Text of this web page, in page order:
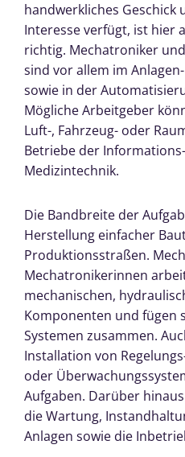
handwerkliches Geschick
Interesse verfügt, ist hier
richtig. Mechatroniker
sind vor allem im
sowie in der
Mögliche Arbeitgeber
Luft-, Fahrzeug- oder
Betriebe der
Medizintechnik.
Die Bandbreite der
Herstellung einfacher
Produktionsstraßen.
Mechatronikerinnen
mechanischen,
Komponenten und fügen
Systemen zusammen.
Installation von
oder
Aufgaben. Darüber
die Wartung,
Anlagen sowie die